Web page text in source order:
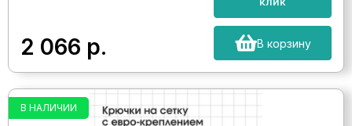
2 066 р. В корзину
В НАЛИЧИИ